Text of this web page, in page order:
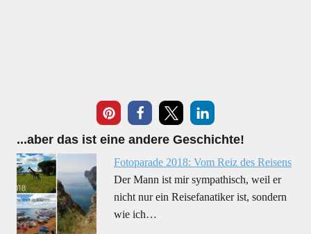
2
...aber das ist eine andere Geschichte!
Fotoparade 2018: Vom Reiz des Reisens
Der Mann ist mir sympathisch, weil er
nicht nur ein Reisefanatiker ist, sondern
wie ich…